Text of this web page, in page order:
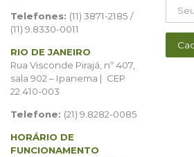
Telefones: (11) 3871-2185 /
(11) 9.8330-0011
RIO DE JANEIRO
Rua Visconde Pirajá, nº 407,
sala 902 – Ipanema | CEP
22.410-003
Telefone: (21) 9.8282-0085
HORÁRIO DE
FUNCIONAMENTO